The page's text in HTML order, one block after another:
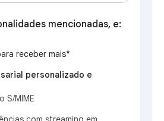
mencionadas, e:
receber mais*
personalizado e
S/MIME